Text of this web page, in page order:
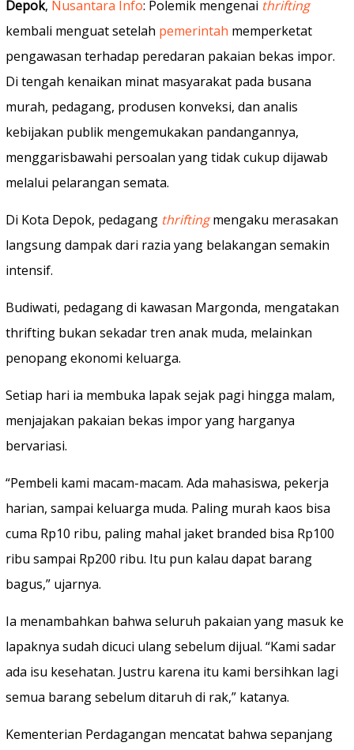
Depok, Nusantara Info: Polemik mengenai thrifting
kembali menguat setelah pemerintah memperketat
pengawasan terhadap peredaran pakaian bekas impor.
Di tengah kenaikan minat masyarakat pada busana
murah, pedagang, produsen konveksi, dan analis
kebijakan publik mengemukakan pandangannya,
menggarisbawahi persoalan yang tidak cukup dijawab
melalui pelarangan semata.
‎Di Kota Depok, pedagang thrifting mengaku merasakan
langsung dampak dari razia yang belakangan semakin
intensif.
Budiwati, pedagang di kawasan Margonda, mengatakan
thrifting bukan sekadar tren anak muda, melainkan
penopang ekonomi keluarga.
Setiap hari ia membuka lapak sejak pagi hingga malam,
menjajakan pakaian bekas impor yang harganya
bervariasi.
‎“Pembeli kami macam-macam. Ada mahasiswa, pekerja
harian, sampai keluarga muda. Paling murah kaos bisa
cuma Rp10 ribu, paling mahal jaket branded bisa Rp100
ribu sampai Rp200 ribu. Itu pun kalau dapat barang
bagus,” ujarnya.
‎Ia menambahkan bahwa seluruh pakaian yang masuk ke
lapaknya sudah dicuci ulang sebelum dijual. “Kami sadar
ada isu kesehatan. Justru karena itu kami bersihkan lagi
semua barang sebelum ditaruh di rak,” katanya.
‎Kementerian Perdagangan mencatat bahwa sepanjang